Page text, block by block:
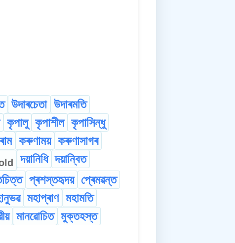
উদাৰচেতা উদাৰমতি
কৃপালু কৃপাশীল কৃপাসিন্ধু
কৰুণাময় কৰুণাসাগৰ
দয়ানিধি দয়ান্বিত
প্ৰশস্তহৃদয় প্ৰেমৱন্ত
মহাপ্ৰাণ মহামতি
মানৱোচিত মুক্তহস্ত